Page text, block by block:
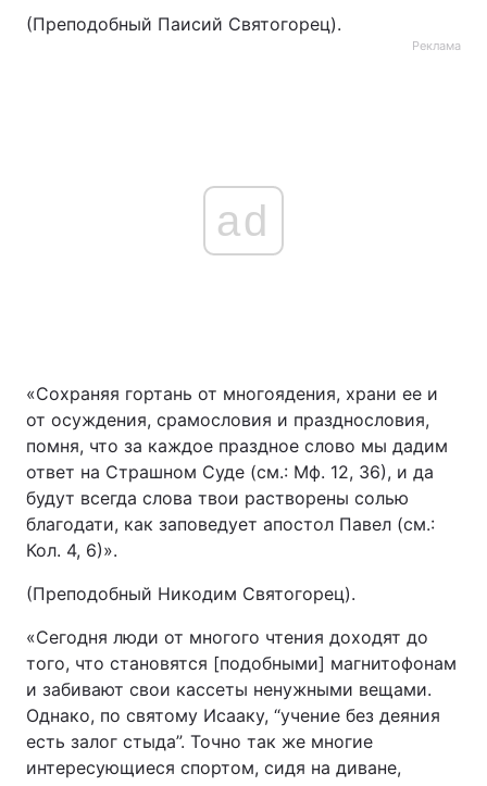
(Преподобный Паисий Святогорец).
Реклама
ad
«Сохраняя гортань от многоядения, храни ее и
от осуждения, срамословия и празднословия,
помня, что за каждое праздное слово мы дадим
ответ на Страшном Суде (см.: Мф. 12, 36), и да
будут всегда слова твои растворены солью
благодати, как заповедует апостол Павел (см.:
Кол. 4, 6)».
(Преподобный Никодим Святогорец).
«Сегодня люди от многого чтения доходят до
того, что становятся [подобными] магнитофонам
и забивают свои кассеты ненужными вещами.
Однако, по святому Исааку, “учение без деяния
есть залог стыда”. Точно так же многие
интересующиеся спортом, сидя на диване,